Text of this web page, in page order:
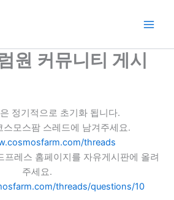
원 커뮤니티 게시
정기적으로 초기화 됩니다.
스모스팜 스레드에 남겨주세요.
threads
프레스 홈페이지를 자유게시판에 올려
주세요.
threads/questions/10